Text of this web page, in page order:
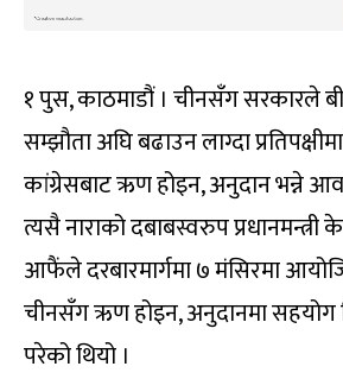
१ पुस, काठमाडौं । चीनसँग सरकारले
सम्झौता अघि बढाउन लाग्दा
कांग्रेसबाट ऋण होइन, अनुदान भन्ने
त्यसै नाराको दबाबस्वरुप प्रधानमन्त्री
आफैंले दरबारमार्गमा ७ मंसिरमा
चीनसँग ऋण होइन, अनुदानमा सहयोग
परेको थियो ।